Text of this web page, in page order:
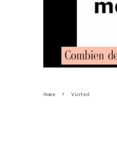
Home Vinted